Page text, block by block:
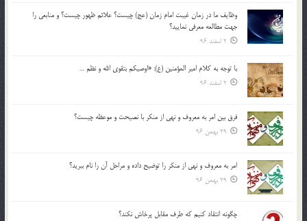
وظايف ما در زمان غيبت امام زمان (عج) چيست؟ علائم ظهور چيست؟ و منابعي را
جهت مطالعه معرفي نماييد؟
2 اسفند 96
با توجه به كلام امير المؤمنين (ع): «اوصيكم بتقوي الله و نظم …
2 اسفند 96
فرق بين امر به معروف و نهي از منكر با نصيحت و موعظه چيست؟
29 بهمن 96
امر به معروف و نهي از منكر را توضيح داده و مراحل آن را نام ببريد؟
29 بهمن 96
چگونه انتقاد كنيم كه طرف مقابل پرخاش نكند؟